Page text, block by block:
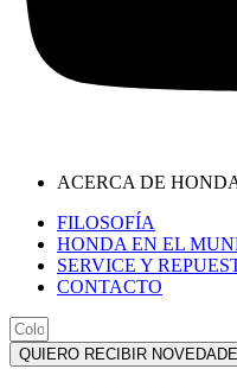
ACERCA DE
FILOSOFÍA
HONDA EN EL
SERVICE Y
CONTACTO
QUIERO RECIBIR